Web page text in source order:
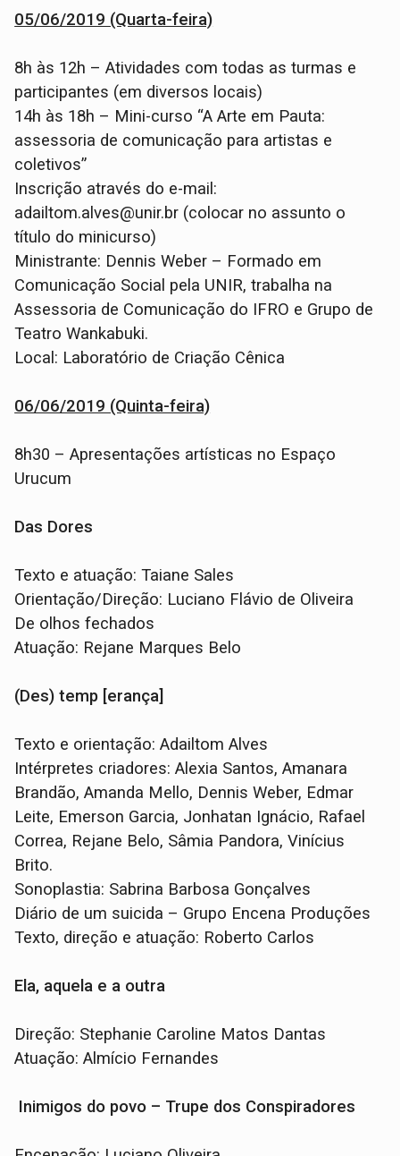
05/06/2019 (Quarta-feira)
8h às 12h – Atividades com todas as turmas e
participantes (em diversos locais)
14h às 18h – Mini-curso “A Arte em Pauta:
assessoria de comunicação para artistas e
coletivos”
Inscrição através do e-mail:
adailtom.alves@unir.br (colocar no assunto o
título do minicurso)
Ministrante: Dennis Weber – Formado em
Comunicação Social pela UNIR, trabalha na
Assessoria de Comunicação do IFRO e Grupo de
Teatro Wankabuki.
Local: Laboratório de Criação Cênica
06/06/2019 (Quinta-feira)
8h30 – Apresentações artísticas no Espaço
Urucum
Das Dores
Texto e atuação: Taiane Sales
Orientação/Direção: Luciano Flávio de Oliveira
De olhos fechados
Atuação: Rejane Marques Belo
(Des) temp [erança]
Texto e orientação: Adailtom Alves
Intérpretes criadores: Alexia Santos, Amanara
Brandão, Amanda Mello, Dennis Weber, Edmar
Leite, Emerson Garcia, Jonhatan Ignácio, Rafael
Correa, Rejane Belo, Sâmia Pandora, Vinícius
Brito.
Sonoplastia: Sabrina Barbosa Gonçalves
Diário de um suicida – Grupo Encena Produções
Texto, direção e atuação: Roberto Carlos
Ela, aquela e a outra
Direção: Stephanie Caroline Matos Dantas
Atuação: Almício Fernandes
Inimigos do povo – Trupe dos Conspiradores